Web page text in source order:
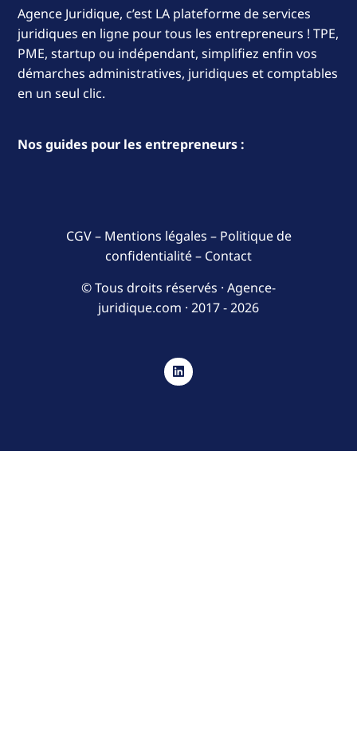
Agence Juridique, c’est LA plateforme de services
juridiques en ligne pour tous les entrepreneurs ! TPE,
PME, startup ou indépendant, simplifiez enfin vos
démarches administratives, juridiques et comptables
en un seul clic.
Nos guides pour les entrepreneurs :
CGV– Mentions légales – Politique de
confidentialité– Contact
© Tous droits réservés · Agence-
juridique.com · 2017 - 2026